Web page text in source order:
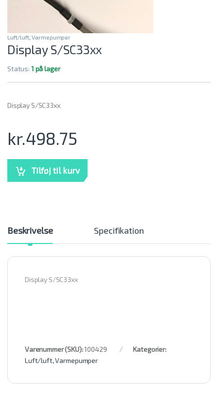
Luft/luft,Varmepumper
Display S/SC33xx
Status: 1 på lager
Display S/SC33xx
kr.498.75
Tilføj til kurv
Beskrivelse Specifikation
Display S/SC33xx
Varenummer (SKU):100429
Kategorier:
Luft/luft,Varmepumper